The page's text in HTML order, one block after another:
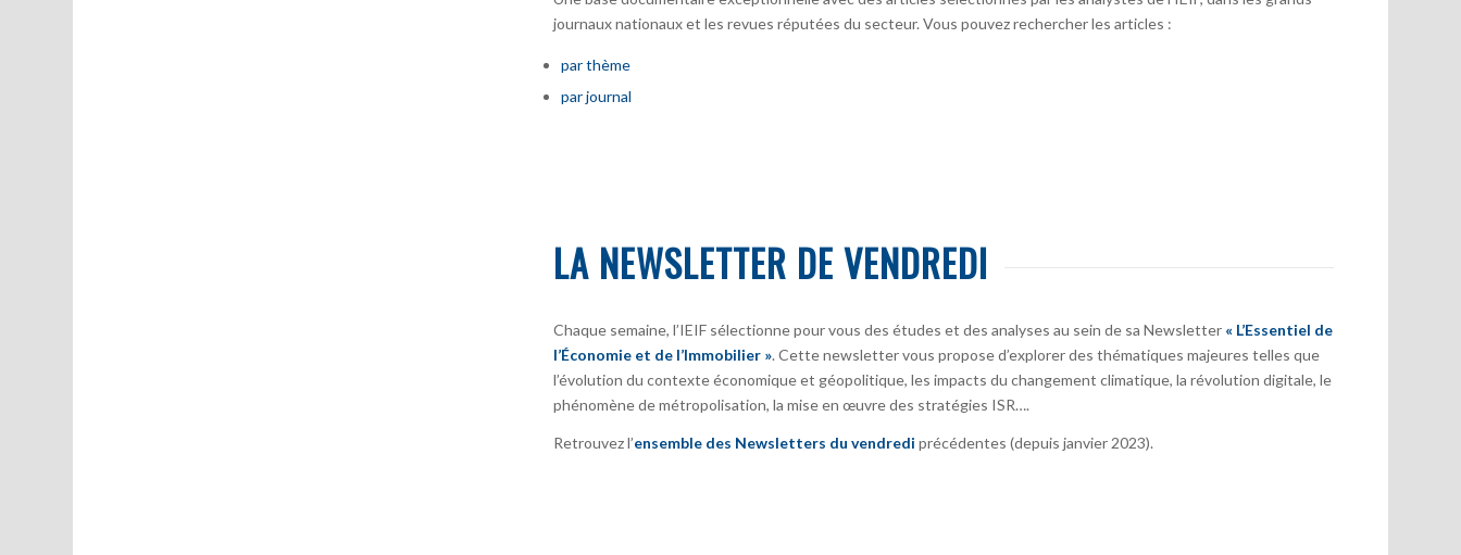
journaux nationaux et les revues réputées du secteur. Vous pouvez rechercher les articles :
par thème
par journal
LA NEWSLETTER DE VENDREDI
Chaque semaine, l’IEIF sélectionne pour vous des études et des analyses au sein de sa Newsletter « L’Essentiel de
l’Économie et de l’Immobilier ». Cette newsletter vous propose d’explorer des thématiques majeures telles que
l’évolution du contexte économique et géopolitique, les impacts du changement climatique, la révolution digitale, le
phénomène de métropolisation, la mise en œuvre des stratégies ISR….
Retrouvez l’ensemble des Newsletters du vendredi précédentes (depuis janvier 2023).